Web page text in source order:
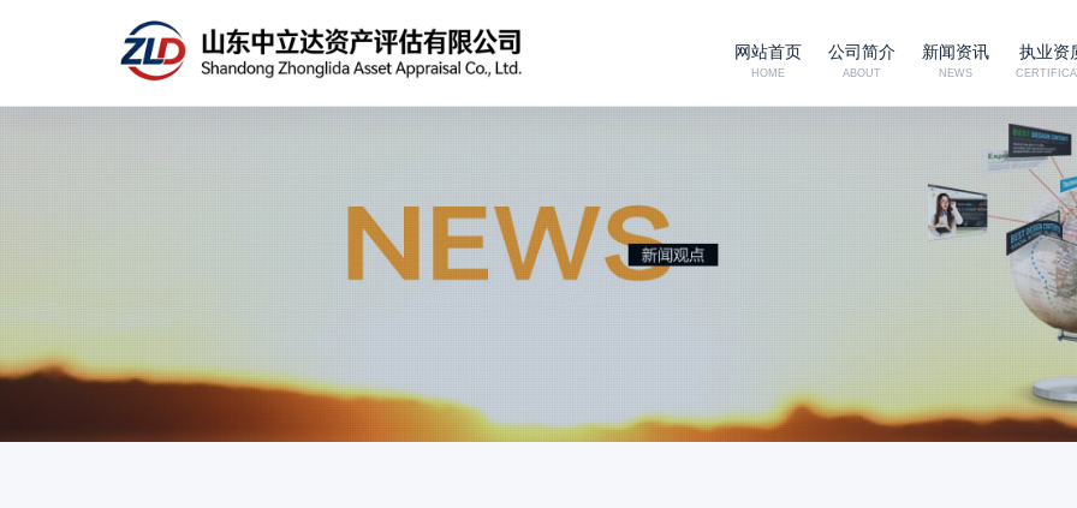
网站首页
HOME
公司简介
ABOUT
新闻资讯
NEWS
执业资